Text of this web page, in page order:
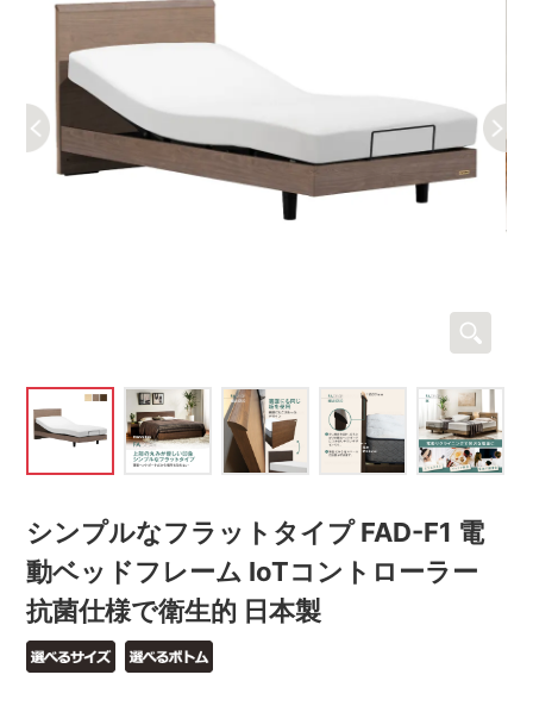
シンプルなフラットタイプ FAD-F1 電
動ベッドフレーム IoTコントローラー
抗菌仕様で衛生的 日本製